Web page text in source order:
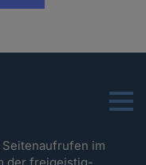
Menu
im
der freigeistig-